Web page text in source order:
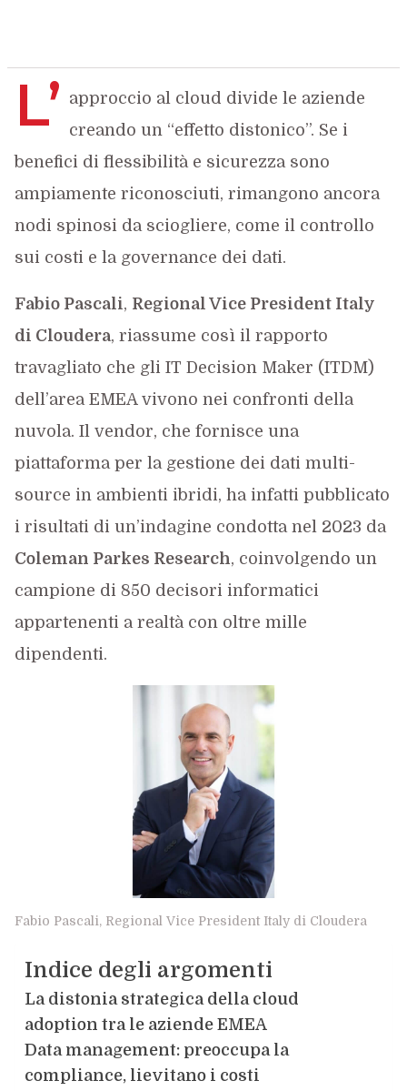
L’ approccio al cloud divide le aziende
creando un “effetto distonico”. Se i
benefici di flessibilità e sicurezza sono
ampiamente riconosciuti, rimangono ancora
nodi spinosi da sciogliere, come il controllo
sui costi e la governance dei dati.
Fabio Pascali, Regional Vice President Italy
di Cloudera, riassume così il rapporto
travagliato che gli IT Decision Maker (ITDM)
dell’area EMEA vivono nei confronti della
nuvola. Il vendor, che fornisce una
piattaforma per la gestione dei dati multi-
source in ambienti ibridi, ha infatti pubblicato
i risultati di un’indagine condotta nel 2023 da
Coleman Parkes Research, coinvolgendo un
campione di 850 decisori informatici
appartenenti a realtà con oltre mille
dipendenti.
Fabio Pascali, Regional Vice President Italy di Cloudera
Indice degli argomenti
La distonia strategica della cloud
adoption tra le aziende EMEA
Data management: preoccupa la
compliance, lievitano i costi